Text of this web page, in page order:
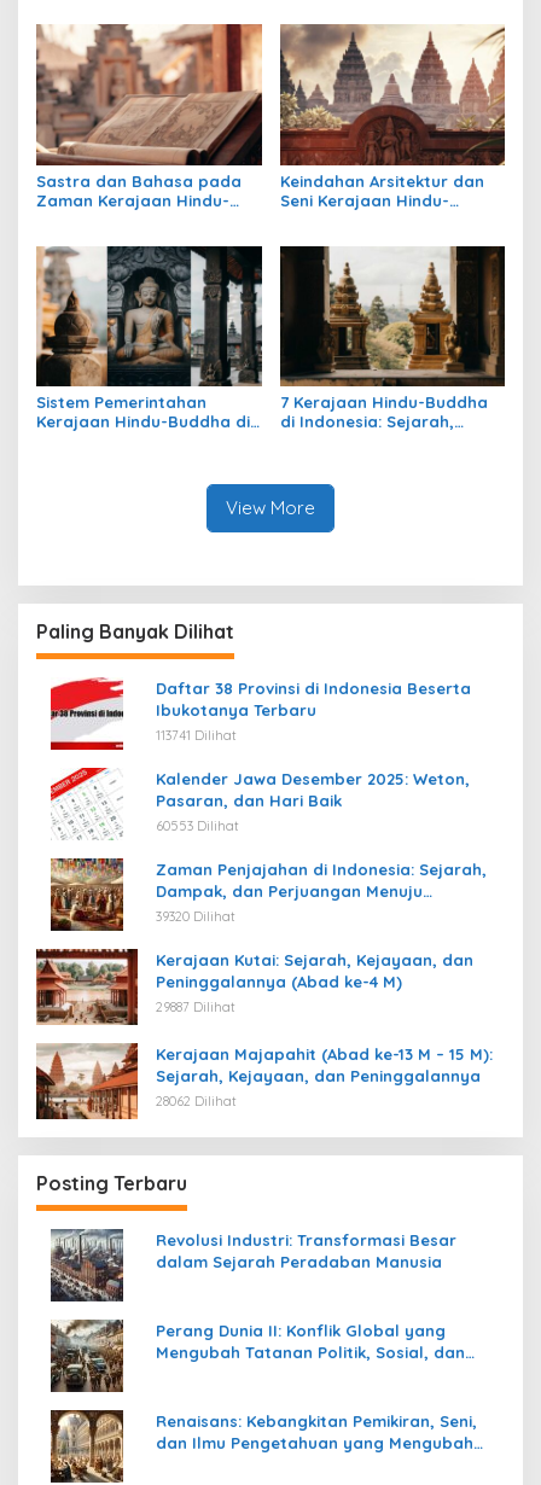
Masih Bertahan
Sastra dan Bahasa pada
Zaman Kerajaan Hindu-
Keindahan Arsitektur dan
Seni Kerajaan Hindu-
Sistem Pemerintahan
Kerajaan Hindu-Buddha di
7 Kerajaan Hindu-Buddha
di Indonesia: Sejarah,
View More
Paling Banyak Dilihat
Daftar 38 Provinsi di Indonesia Beserta
Ibukotanya Terbaru
113741 Dilihat
Kalender Jawa Desember 2025: Weton,
Pasaran, dan Hari Baik
60553 Dilihat
Zaman Penjajahan di Indonesia: Sejarah,
Dampak, dan Perjuangan Menuju
Kemerdekaan
39320 Dilihat
Kerajaan Kutai: Sejarah, Kejayaan, dan
Peninggalannya (Abad ke-4 M)
29887 Dilihat
Kerajaan Majapahit (Abad ke-13 M – 15 M):
Sejarah, Kejayaan, dan Peninggalannya
28062 Dilihat
Posting Terbaru
Revolusi Industri: Transformasi Besar
dalam Sejarah Peradaban Manusia
Perang Dunia II: Konflik Global yang
Mengubah Tatanan Politik, Sosial, dan
Renaisans: Kebangkitan Pemikiran, Seni,
dan Ilmu Pengetahuan yang Mengubah